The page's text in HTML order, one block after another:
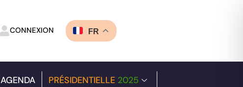
CONNEXION FR
AGENDA PRÉSIDENTIELLE 2025